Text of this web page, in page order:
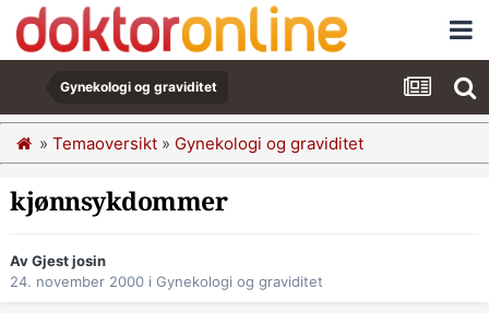
Gynekologi og graviditet
» Temaoversikt » Gynekologi og graviditet
kjønnsykdommer
Av Gjest josin
24. november 2000 i Gynekologi og graviditet